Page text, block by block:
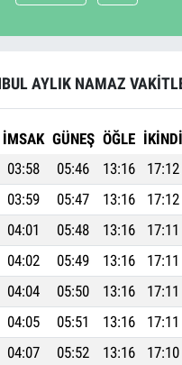
AYLIK NAMAZ
İMSAK GÜNEŞ ÖĞLE İKINDI
03:58 05:46 13:16 17:12
03:59 05:47 13:16 17:12
04:01 05:48 13:16 17:11
04:02 05:49 13:16 17:11
04:04 05:50 13:16 17:11
04:05 05:51 13:16 17:11
04:07 05:52 13:16 17:10